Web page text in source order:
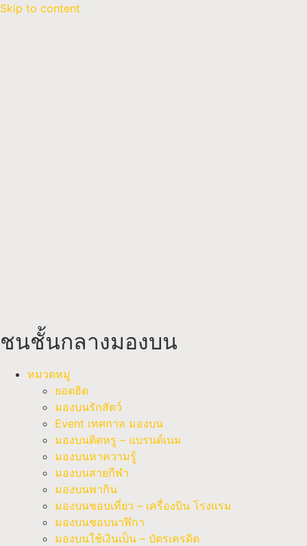
Skip to content
ชนชั้นกลางมองบน
หมวดหมู่
ยอดฮิต
มองบนรักสัตว์
Event เทศกาล มองบน
มองบนติดหรู – แบรนด์เนม
มองบนหาความรู้
มองบนสายกีฬา
มองบนพากิน
มองบนชอบเที่ยว – เครื่องบิน โรงแรม
มองบนชอบนาฬิกา
มองบนใช้เงินเป็น – บัตรเครดิต